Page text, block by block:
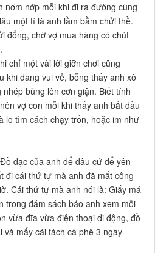
nơm nớp mỗi khi đi ra đường cùng
một tí là anh lầm bầm chửi thề.
đổng, chờ vợ mua hàng có chút
chỉ một vài lời giỡn chơi cũng
khi đang vui vẻ, bỗng thấy anh xô
bùng lên cơn giận. Biết tính
vợ con mỗi khi thấy anh bắt đầu
lo tìm cách chạy trốn, hoặc im như
đạc của anh để đâu cứ để yên
đi cái thứ tự mà anh đã mất công
Cái thứ tự mà anh nói là: Giấy má
trong đám sách báo anh xem mỗi
vừa đĩa vừa điện thoại di động, đồ
và mấy cái tách cà phê 3 ngày